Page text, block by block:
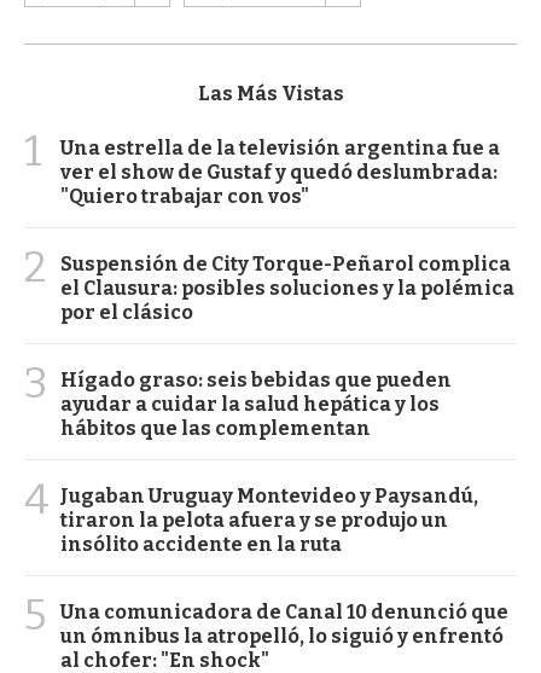
Las Más Vistas
1
Una estrella de la televisión argentina fue a
ver el show de Gustaf y quedó deslumbrada:
"Quiero trabajar con vos"
2
Suspensión de City Torque-Peñarol complica
el Clausura: posibles soluciones y la polémica
por el clásico
3
Hígado graso: seis bebidas que pueden
ayudar a cuidar la salud hepática y los
hábitos que las complementan
4 Jugaban Uruguay Montevideo y Paysandú,
tiraron la pelota afuera y se produjo un
insólito accidente en la ruta
5
Una comunicadora de Canal 10 denunció que
un ómnibus la atropelló, lo siguió y enfrentó
al chofer: "En shock"